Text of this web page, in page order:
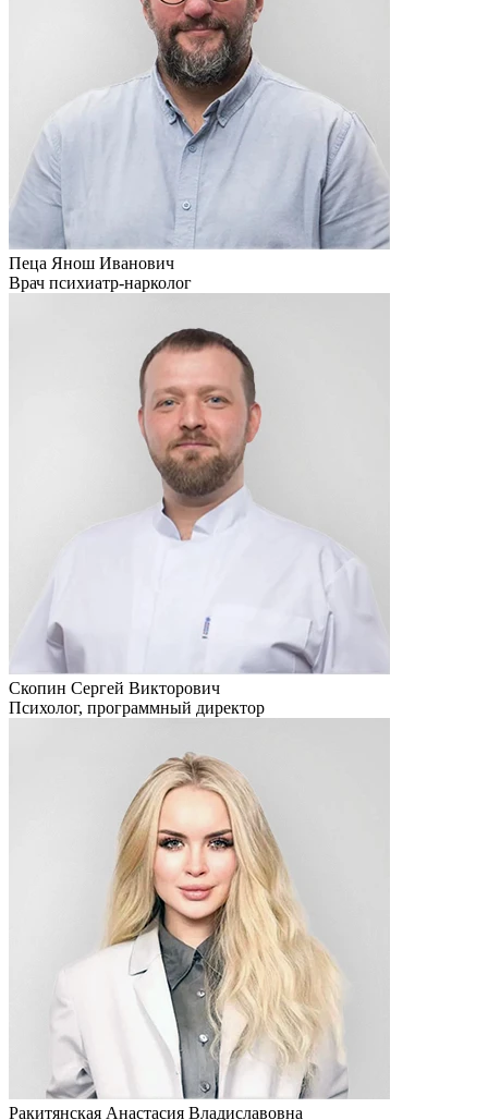
Пеца Янош Иванович
Врач психиатр-нарколог
Скопин Сергей Викторович
Психолог, программный директор
Ракитянская Анастасия Владиславовна